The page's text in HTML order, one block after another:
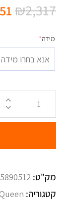
₪2,317
מידה*
אנא בחרו מידה
מק"ט:
קטגוריה: